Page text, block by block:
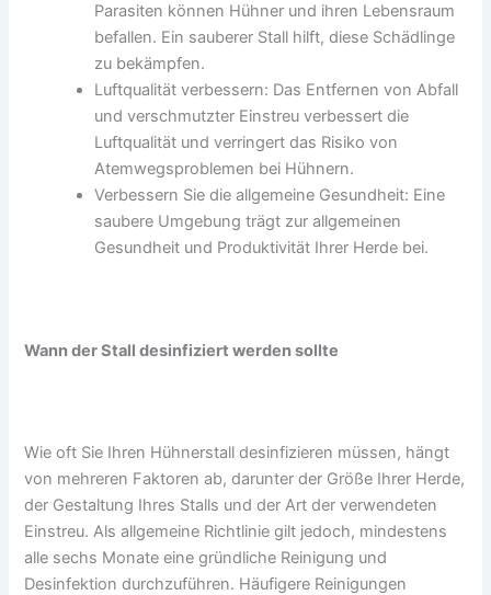
Parasiten können Hühner und ihren Lebensraum
befallen. Ein sauberer Stall hilft, diese Schädlinge
zu bekämpfen.
Luftqualität verbessern: Das Entfernen von Abfall
und verschmutzter Einstreu verbessert die
Luftqualität und verringert das Risiko von
Atemwegsproblemen bei Hühnern.
Verbessern Sie die allgemeine Gesundheit: Eine
saubere Umgebung trägt zur allgemeinen
Gesundheit und Produktivität Ihrer Herde bei.
Wann der Stall desinfiziert werden sollte
Wie oft Sie Ihren Hühnerstall desinfizieren müssen, hängt
von mehreren Faktoren ab, darunter der Größe Ihrer Herde,
der Gestaltung Ihres Stalls und der Art der verwendeten
Einstreu. Als allgemeine Richtlinie gilt jedoch, mindestens
alle sechs Monate eine gründliche Reinigung und
Desinfektion durchzuführen. Häufigere Reinigungen